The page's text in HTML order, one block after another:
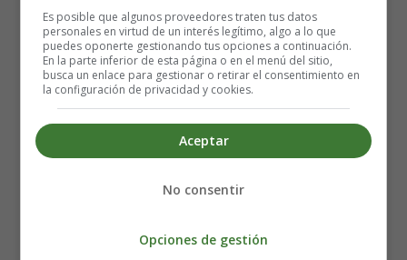
adelantarse y hablarles de lo que está ocurriendo si creen
que es necesario y útil.
Antes de hablar con los niños sobre lo que pueden estar
viendo en las noticias o escuchando en su entorno, los
para poder responder honestamente a las preguntas de
sus hijos.
que la enfermedad puede ser sin síntomas o tener
Es posible que algunos proveedores traten tus datos
personales en virtud de un interés legítimo, algo a lo que
puedes oponerte gestionando tus opciones a continuación.
En la parte inferior de esta página o en el menú del sitio,
busca un enlace para gestionar o retirar el consentimiento en
la configuración de privacidad y cookies.
Aceptar
No consentir
Opciones de gestión